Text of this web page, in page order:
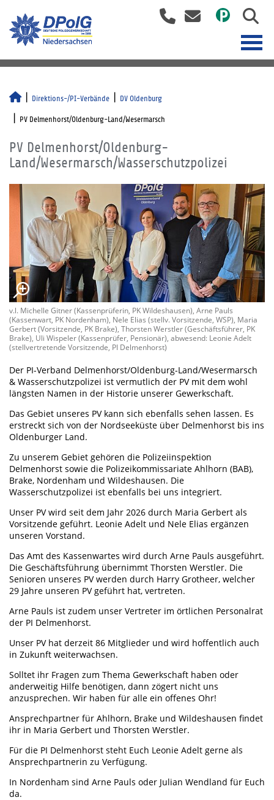
Direktions-/PI-Verbände DV Oldenburg
PV Delmenhorst/Oldenburg-Land/Wesermarsch
PV Delmenhorst/Oldenburg-
Land/Wesermarsch/Wasserschutzpolizei
v.l. Michelle Gitner (Kassenprüferin, PK Wildeshausen), Arne Pauls
(Kassenwart, PK Nordenham), Nele Elias (stellv. Vorsitzende, WSP), Maria
Gerbert (Vorsitzende, PK Brake), Thorsten Werstler (Geschäftsführer, PK
Brake), Uli Wispeler (Kassenprüfer, Pensionär), abwesend: Leonie Adelt
(stellvertretende Vorsitzende, PI Delmenhorst)
Der PI-Verband Delmenhorst/Oldenburg-Land/Wesermarsch
& Wasserschutzpolizei ist vermutlich der PV mit dem wohl
längsten Namen in der Historie unserer Gewerkschaft.
Das Gebiet unseres PV kann sich ebenfalls sehen lassen. Es
erstreckt sich von der Nordseeküste über Delmenhorst bis ins
Oldenburger Land.
Zu unserem Gebiet gehören die Polizeiinspektion
Delmenhorst sowie die Polizeikommissariate Ahlhorn (BAB),
Brake, Nordenham und Wildeshausen. Die
Wasserschutzpolizei ist ebenfalls bei uns integriert.
Unser PV wird seit dem Jahr 2026 durch Maria Gerbert als
Vorsitzende geführt. Leonie Adelt und Nele Elias ergänzen
unseren Vorstand.
Das Amt des Kassenwartes wird durch Arne Pauls ausgeführt.
Die Geschäftsführung übernimmt Thorsten Werstler. Die
Senioren unseres PV werden durch Harry Grotheer, welcher
29 Jahre unseren PV geführt hat, vertreten.
Arne Pauls ist zudem unser Vertreter im örtlichen Personalrat
der PI Delmenhorst.
Unser PV hat derzeit 86 Mitglieder und wird hoffentlich auch
in Zukunft weiterwachsen.
Solltet ihr Fragen zum Thema Gewerkschaft haben oder
anderweitig Hilfe benötigen, dann zögert nicht uns
anzusprechen. Wir haben für alle ein offenes Ohr!
Ansprechpartner für Ahlhorn, Brake und Wildeshausen findet
ihr in Maria Gerbert und Thorsten Werstler.
Für die PI Delmenhorst steht Euch Leonie Adelt gerne als
Ansprechpartnerin zu Verfügung.
In Nordenham sind Arne Pauls oder Julian Wendland für Euch
da.